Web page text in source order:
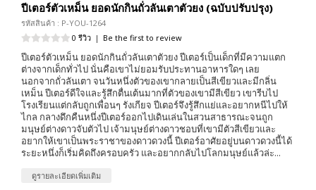
ปีเตอร์ตัวเหม็น ยอดนักกินถั่วลันเตาตัวยง (ฉบับปรับปรุง)
รหัสสินค้า : P-YOU-1264
0 รีวิว | Be the first to review
ปีเตอร์ตัวเหม็น ยอดนักกินถั่วลันเตาตัวยง ปีเตอร์เป็นเด็กที่มีความแตก
ต่างจากเด็กทั่วไป นั่นคือเขาไม่ยอมรับประทานอาหารใดๆ เลย
นอกจากถั่วลันเตา จนวันหนึ่งตัวของเขากลายเป็นสีเขียวและมีกลิ่น
เหม็น ปีเตอร์ดีใจและรู้สึกตื่นเต้นมากที่ตัวของเขามีสีเขียว เขารีบไป
โรงเรียนแต่กลับถูกเพื่อนๆ รังเกียจ ปีเตอร์จึงรู้สึกแย่และอยากหนีไปให้
ไกล กลางดึกคืนหนึ่งปีเตอร์ออกไปเดินเล่นในสวนสาธารณะจนถูก
มนุษย์ต่างดาวจับตัวไป เจ้ามนุษย์ต่างดาวชอบที่เขามีตัวสีเขียวและ
อยากให้เขาเป็นพระราชาของดาวดวงนี้ ปีเตอร์อาศัยอยู่บนดาวดวงนี้ได้
ระยะหนึ่งก็เริ่มคิดถึงครอบครัว และอยากกลับไปโลกมนุษย์แล้วล่ะ...
ดูรายละเอียดเพิ่มเติม